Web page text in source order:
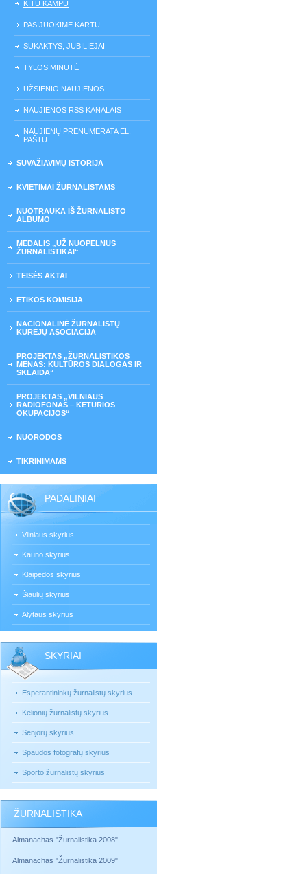
KITU KAMPU
PASIJUOKIME KARTU
SUKAKTYS, JUBILIEJAI
TYLOS MINUTĖ
UŽSIENIO NAUJIENOS
NAUJIENOS RSS KANALAIS
NAUJIENŲ PRENUMERATA EL.
PAŠTU
SUVAŽIAVIMŲ ISTORIJA
KVIETIMAI ŽURNALISTAMS
NUOTRAUKA IŠ ŽURNALISTO
ALBUMO
MEDALIS „UŽ NUOPELNUS
ŽURNALISTIKAI“
TEISĖS AKTAI
ETIKOS KOMISIJA
NACIONALINĖ ŽURNALISTŲ
KŪRĖJŲ ASOCIACIJA
PROJEKTAS „ŽURNALISTIKOS
MENAS: KULTŪROS DIALOGAS IR
SKLAIDA“
PROJEKTAS „VILNIAUS
RADIOFONAS – KETURIOS
OKUPACIJOS“
NUORODOS
TIKRINIMAMS
PADALINIAI
Vilniaus skyrius
Kauno skyrius
Klaipėdos skyrius
Šiaulių skyrius
Alytaus skyrius
SKYRIAI
Esperantininkų žurnalistų skyrius
Kelionių žurnalistų skyrius
Senjorų skyrius
Spaudos fotografų skyrius
Sporto žurnalistų skyrius
ŽURNALISTIKA
Almanachas "Žurnalistika 2008"
Almanachas "Žurnalistika 2009"